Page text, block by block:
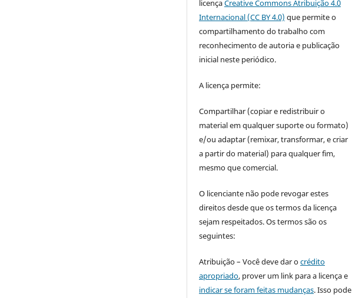
licençaCreative Commons Atribuição 4.0
Internacional (CC BY 4.0) que permite o
compartilhamento do trabalho com
reconhecimento de autoria e publicação
inicial neste periódico.
A licença permite:
Compartilhar (copiar e redistribuir o
material em qualquer suporte ou formato)
e/ou adaptar (remixar, transformar, e criar
a partir do material) para qualquer fim,
mesmo que comercial.
O licenciante não pode revogar estes
direitos desde que os termos da licença
sejam respeitados. Os termos são os
seguintes:
Atribuição – Você deve dar ocrédito
apropriado, prover um link para a licença e
indicar se foram feitas mudanças. Isso pode